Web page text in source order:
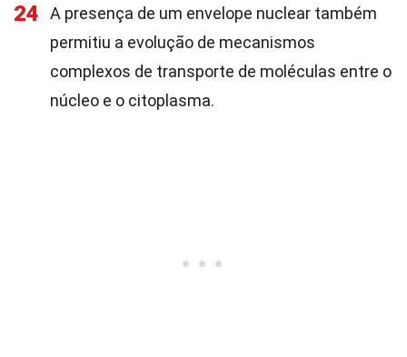
24
A presença de um envelope nuclear também
permitiu a evolução de mecanismos
complexos de transporte de moléculas entre o
núcleo e o citoplasma.